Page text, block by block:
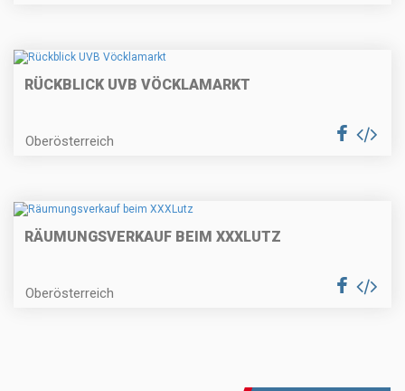
RÜCKBLICK UVB VÖCKLAMARKT
Oberösterreich
RÄUMUNGSVERKAUF BEIM XXXLUTZ
Oberösterreich